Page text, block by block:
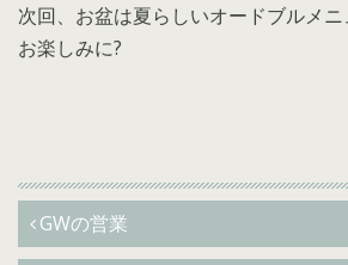
次回、お盆は夏らしいオードブルメニ
お楽しみに?
GWの営業